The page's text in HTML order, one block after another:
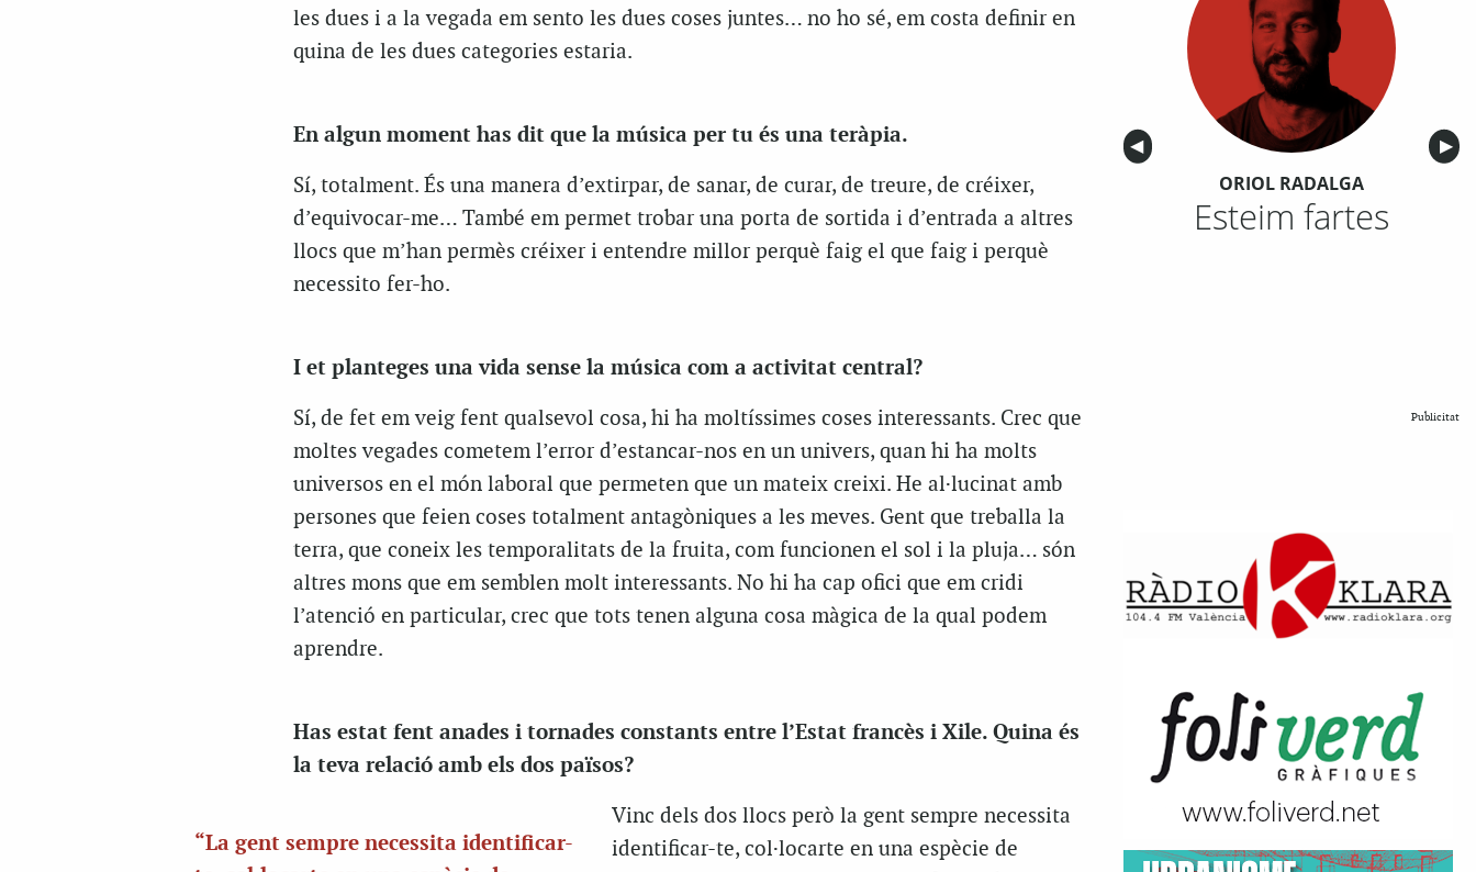
les dues i a la vegada em sento les dues coses juntes… no ho sé, em costa definir en
quina de les dues categories estaria.
En algun moment has dit que la música per tu és una teràpia.
Sí, totalment. És una manera d’extirpar, de sanar, de curar, de treure, de créixer,
d’equivocar-me… També em permet trobar una porta de sortida i d’entrada a altres
llocs que m’han permès créixer i entendre millor perquè faig el que faig i perquè
necessito fer-ho.
I et planteges una vida sense la música com a activitat central?
Sí, de fet em veig fent qualsevol cosa, hi ha moltíssimes coses interessants. Crec que
moltes vegades cometem l’error d’estancar-nos en un univers, quan hi ha molts
universos en el món laboral que permeten que un mateix creixi. He al·lucinat amb
persones que feien coses totalment antagòniques a les meves. Gent que treballa la
terra, que coneix les temporalitats de la fruita, com funcionen el sol i la pluja… són
altres mons que em semblen molt interessants. No hi ha cap ofici que em cridi
l’atenció en particular, crec que tots tenen alguna cosa màgica de la qual podem
aprendre.
Has estat fent anades i tornades constants entre l’Estat francès i Xile. Quina és
la teva relació amb els dos països?
“La gent sempre necessita identificar-
Vinc dels dos llocs però la gent sempre necessita
identificar-te, col·locarte en una espècie de
Anterior
◀︎ ▶︎
ORIOL RADALGA
Esteim fartes
Publicitat